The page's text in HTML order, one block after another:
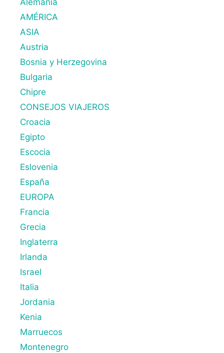
Alemania
AMÉRICA
ASIA
Austria
Bosnia y Herzegovina
Bulgaria
Chipre
CONSEJOS VIAJEROS
Croacia
Egipto
Escocia
Eslovenia
España
EUROPA
Francia
Grecia
Inglaterra
Irlanda
Israel
Italia
Jordania
Kenia
Marruecos
Montenegro